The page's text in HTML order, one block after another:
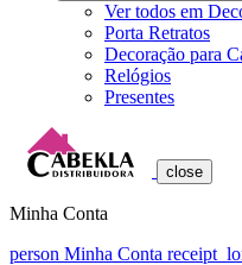
Ver todos em
Porta Retratos
Decoração para
Relógios
Presentes
close
Minha Conta
person Minha Conta